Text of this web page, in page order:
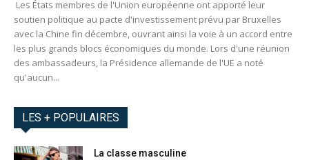
Les États membres de l'Union européenne ont apporté leur
soutien politique au pacte d'investissement prévu par Bruxelles
avec la Chine fin décembre, ouvrant ainsi la voie à un accord entre
les plus grands blocs économiques du monde. Lors d'une réunion
des ambassadeurs, la Présidence allemande de l'UE a noté
qu'aucun...
LES + POPULAIRES
La classe masculine